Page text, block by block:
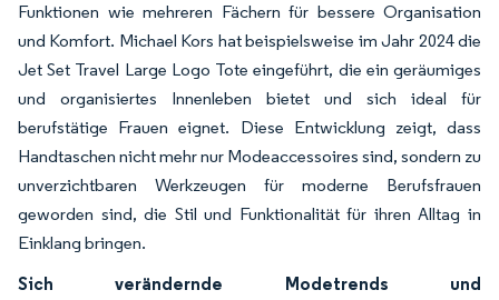
Funktionen wie mehreren Fächern für bessere Organisation
und Komfort. Michael Kors hat beispielsweise im Jahr 2024 die
Jet Set Travel Large Logo Tote eingeführt, die ein geräumiges
und organisiertes Innenleben bietet und sich ideal für
berufstätige Frauen eignet. Diese Entwicklung zeigt, dass
Handtaschen nicht mehr nur Modeaccessoires sind, sondern zu
unverzichtbaren Werkzeugen für moderne Berufsfrauen
geworden sind, die Stil und Funktionalität für ihren Alltag in
Einklang bringen.
Sich verändernde Modetrends und